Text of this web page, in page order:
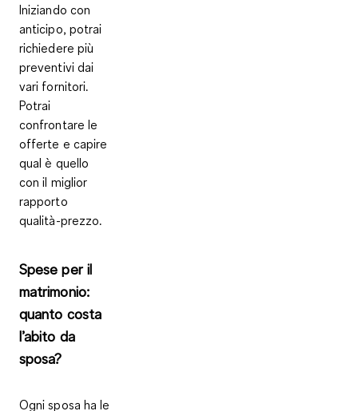
Iniziando con
anticipo, potrai
richiedere più
preventivi dai
vari fornitori.
Potrai
confrontare le
offerte e capire
qual è quello
con il miglior
rapporto
qualità-prezzo.
Spese per il
matrimonio:
quanto costa
l’abito da
sposa?
Ogni sposa ha le